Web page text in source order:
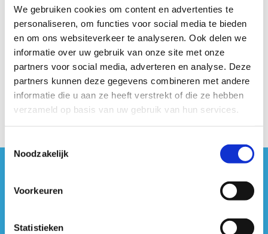
We gebruiken cookies om content en advertenties te
personaliseren, om functies voor social media te bieden
en om ons websiteverkeer te analyseren. Ook delen we
informatie over uw gebruik van onze site met onze
partners voor social media, adverteren en analyse. Deze
partners kunnen deze gegevens combineren met andere
informatie die u aan ze heeft verstrekt of die ze hebben
verzameld op basis van uw gebruik van hun services.
Noodzakelijk
Voorkeuren
Statistieken
maakt gebruik van marketing cookies. Klik in
onderstaande knop op 'Alles toestaan' of zet de 'Marketing
cookies' aan en klik op 'Selectie toestaan'.
Verander cookie settings
#sportersbelevenmeer